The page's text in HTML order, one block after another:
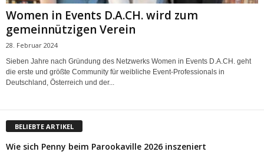
Women in Events D.A.CH. wird zum
gemeinnützigen Verein
28. Februar 2024
Sieben Jahre nach Gründung des Netzwerks Women in Events D.A.CH. geht
die erste und größte Community für weibliche Event-Professionals in
Deutschland, Österreich und der...
BELIEBTE ARTIKEL
Wie sich Penny beim Parookaville 2026 inszeniert